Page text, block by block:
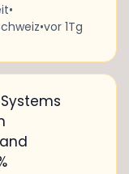
•
•vor 1Tg